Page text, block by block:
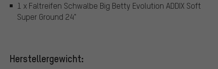
1 x Faltreifen Schwalbe Big Betty Evolution ADDIX Soft
Super Ground 24"
Herstellergewicht: